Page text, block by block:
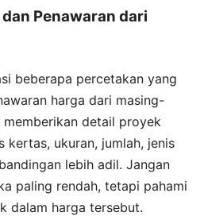
Penawaran dari
beberapa percetakan yang
harga dari masing-
memberikan detail proyek
kertas, ukuran, jumlah, jenis
lebih adil. Jangan
paling rendah, tetapi pahami
dalam harga tersebut.